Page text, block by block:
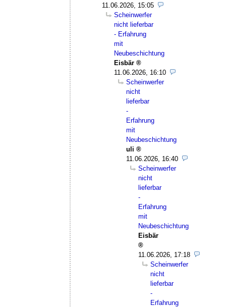
11.06.2026, 15:05
Scheinwerfer
nicht lieferbar
- Erfahrung
mit
Neubeschichtung
Eisbär
11.06.2026, 16:10
Scheinwerfer
nicht
lieferbar
-
Erfahrung
mit
Neubeschichtung
uli
11.06.2026, 16:40
Scheinwerfer
nicht
lieferbar
-
Erfahrung
mit
Neubeschichtung
Eisbär
11.06.2026, 17:18
Scheinwerfer
nicht
lieferbar
-
Erfahrung